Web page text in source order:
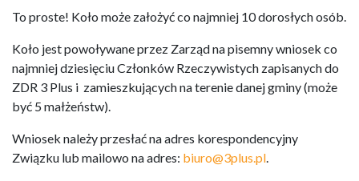
To proste! Koło może założyć co najmniej 10 dorosłych osób.
Koło jest powoływane przez Zarząd na pisemny wniosek co
najmniej dziesięciu Członków Rzeczywistych zapisanych do
ZDR 3 Plus i zamieszkujących na terenie danej gminy (może
być 5 małżeństw).
Wniosek należy przesłać na adres korespondencyjny
Związku lub mailowo na adres: biuro@3plus.pl.